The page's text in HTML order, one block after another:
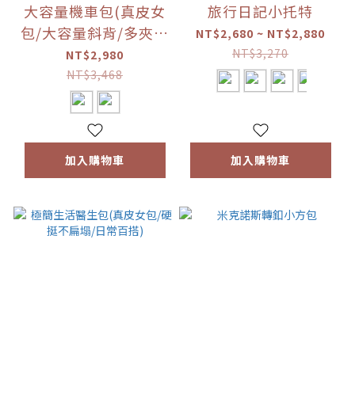
大容量機車包(真皮女
包/大容量斜背/多夾層
側背包)
NT$2,980
NT$3,468
加入購物車
旅行日記小托特
NT$2,680 ~ NT$2,880
NT$3,270
加入購物車